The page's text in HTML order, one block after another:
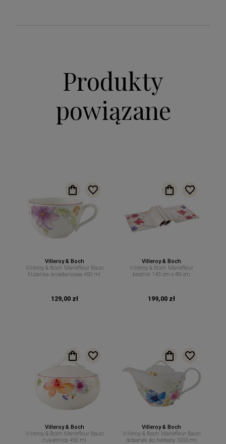
Produkty
powiązane
Villeroy & Boch
Villeroy & Boch Mariefleur Basic
filiżanka śniadaniowa 450 ml.
129,00 zł
Villeroy & Boch
Villeroy & Boch Mariefleur
bieżnik 143 cm x 49 cm.
199,00 zł
Villeroy & Boch
Villeroy & Boch Mariefleur Basic
cukiernica 450 ml.
Villeroy & Boch
Villeroy & Boch Mariefleur Basic
dzbanek do herbaty 1000 ml.